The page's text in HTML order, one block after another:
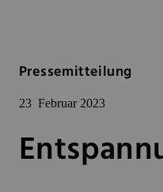
Pressemitteilung
23 Februar 2023